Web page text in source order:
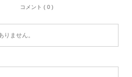
コメント ( 0 )
りません。